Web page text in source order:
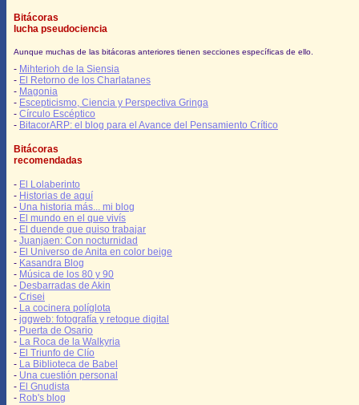
Bitácoras
lucha pseudociencia
Aunque muchas de las bitácoras anteriores tienen secciones específicas de ello.
- Mihterioh de la Siensia
- El Retorno de los Charlatanes
- Magonia
- Escepticismo, Ciencia y Perspectiva Gringa
- Círculo Escéptico
- BitacorARP: el blog para el Avance del Pensamiento Crítico
Bitácoras
recomendadas
- El Lolaberinto
- Historias de aquí
- Una historia más... mi blog
- El mundo en el que vivís
- El duende que quiso trabajar
- Juanjaen: Con nocturnidad
- El Universo de Anita en color beige
- Kasandra Blog
- Música de los 80 y 90
- Desbarradas de Akin
- Crisei
- La cocinera políglota
- jggweb: fotografía y retoque digital
- Puerta de Osario
- La Roca de la Walkyria
- El Triunfo de Clío
- La Biblioteca de Babel
- Una cuestión personal
- El Gnudista
- Rob's blog